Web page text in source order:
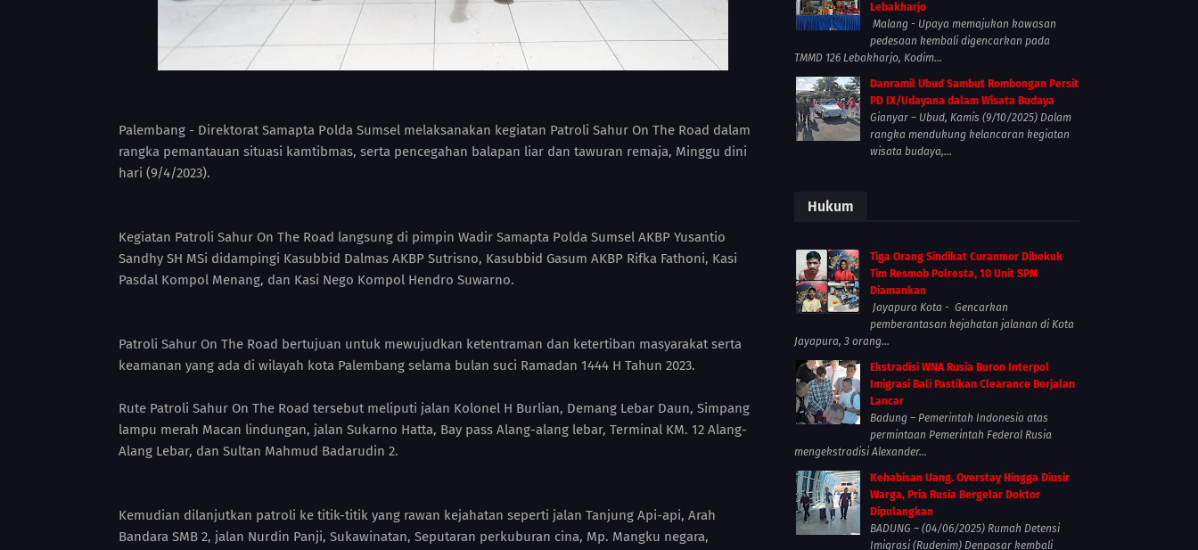
Palembang - Direktorat Samapta Polda Sumsel melaksanakan kegiatan Patroli Sahur On The Road dalam
rangka pemantauan situasi kamtibmas, serta pencegahan balapan liar dan tawuran remaja, Minggu dini
hari (9/4/2023).
Kegiatan Patroli Sahur On The Road langsung di pimpin Wadir Samapta Polda Sumsel AKBP Yusantio
Sandhy SH MSi didampingi Kasubbid Dalmas AKBP Sutrisno, Kasubbid Gasum AKBP Rifka Fathoni, Kasi
Pasdal Kompol Menang, dan Kasi Nego Kompol Hendro Suwarno.
Patroli Sahur On The Road bertujuan untuk mewujudkan ketentraman dan ketertiban masyarakat serta
keamanan yang ada di wilayah kota Palembang selama bulan suci Ramadan 1444 H Tahun 2023.
Rute Patroli Sahur On The Road tersebut meliputi jalan Kolonel H Burlian, Demang Lebar Daun, Simpang
lampu merah Macan lindungan, jalan Sukarno Hatta, Bay pass Alang-alang lebar, Terminal KM. 12 Alang-
Alang Lebar, dan Sultan Mahmud Badarudin 2.
Kemudian dilanjutkan patroli ke titik-titik yang rawan kejahatan seperti jalan Tanjung Api-api, Arah
Bandara SMB 2, jalan Nurdin Panji, Sukawinatan, Seputaran perkuburan cina, Mp. Mangku negara,
Lebakharjo
Malang - Upaya memajukan kawasan
pedesaan kembali digencarkan pada
TMMD 126 Lebakharjo, Kodim...
Danramil Ubud Sambut Rombongan Persit
PD IX/Udayana dalam Wisata Budaya
Gianyar – Ubud, Kamis (9/10/2025) Dalam
rangka mendukung kelancaran kegiatan
wisata budaya,...
Hukum
Tiga Orang Sindikat Curanmor Dibekuk
Tim Resmob Polresta, 10 Unit SPM
Diamankan
Jayapura Kota - Gencarkan
pemberantasan kejahatan jalanan di Kota
Jayapura, 3 orang...
Ekstradisi WNA Rusia Buron Interpol
Imigrasi Bali Pastikan Clearance Berjalan
Lancar
Badung – Pemerintah Indonesia atas
permintaan Pemerintah Federal Rusia
mengekstradisi Alexander...
Kehabisan Uang. Overstay Hingga Diusir
Warga, Pria Rusia Bergelar Doktor
Dipulangkan
BADUNG – (04/06/2025) Rumah Detensi
Imigrasi (Rudenim) Denpasar kembali